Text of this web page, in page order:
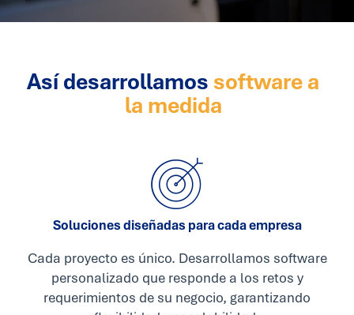
Así desarrollamos software a
la medida
Soluciones diseñadas para cada empresa
Cada proyecto es único. Desarrollamos software
personalizado que responde a los retos y
requerimientos de su negocio, garantizando